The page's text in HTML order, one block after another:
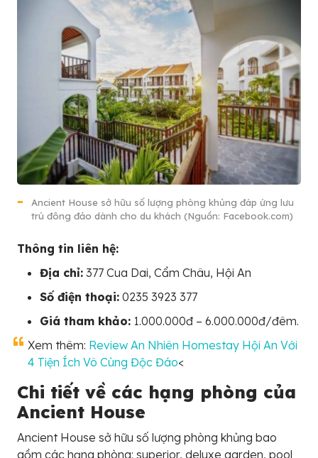
Ancient House sở hữu số lượng phòng khủng đáp ứng lưu
trú đông đảo dành cho du khách (Nguồn: Facebook.com)
Thông tin liên hệ:
Địa chỉ: 377 Cua Dai, Cẩm Châu, Hội An
Số điện thoại: 0235 3923 377
Giá tham khảo: 1.000.000đ – 6.000.000đ/đêm.
Xem thêm: Review An Nhiên Homestay Hội An Với
4 Tiện Ích Vô Cùng Độc Đáo<
Chi tiết về các hạng phòng của
Ancient House
Ancient House sở hữu số lượng phòng khủng bao
gồm các hạng phòng: superior, deluxe garden, pool